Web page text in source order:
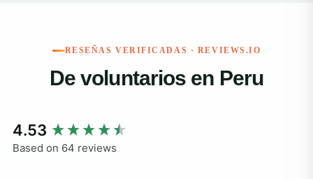
RESEÑAS VERIFICADAS · REVIEWS.IO
De voluntarios en Peru
4.53
Based on 64 reviews
New content loaded